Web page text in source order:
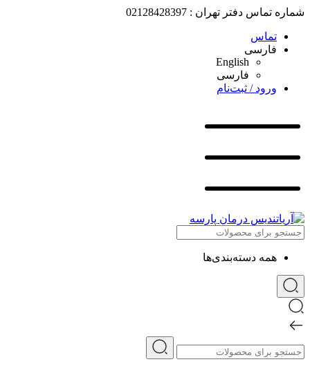
شماره تماس دفتر تهران : 02128428397
تماس
فارسی
English
فارسی
ورود / ثبت‌نام
همه دسته‌بندی‌ها